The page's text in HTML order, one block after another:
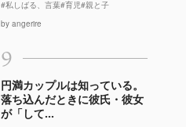
#私しばる、言葉#育児#親と子
by angerire
9
円満カップルは知っている。
落ち込んだときに彼氏・彼女
が「して...